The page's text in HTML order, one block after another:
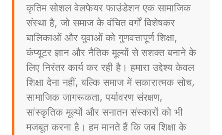
कृतिम सोशल वेलफेयर फाउंडेशन एक सामाजिक
संस्था है, जो समाज के वंचित वर्गों विशेषकर
बालिकाओं और युवाओं को गुणवत्तापूर्ण शिक्षा,
कंप्यूटर ज्ञान और नैतिक मूल्यों से सशक्त बनाने के
लिए निरंतर कार्य कर रही है। हमारा उद्देश्य केवल
शिक्षा देना नहीं, बल्कि समाज में सकारात्मक सोच,
सामाजिक जागरूकता, पर्यावरण संरक्षण,
सांस्कृतिक मूल्यों और सनातन संस्कारों को भी
मजबूत करना है। हम मानते हैं कि जब शिक्षा के